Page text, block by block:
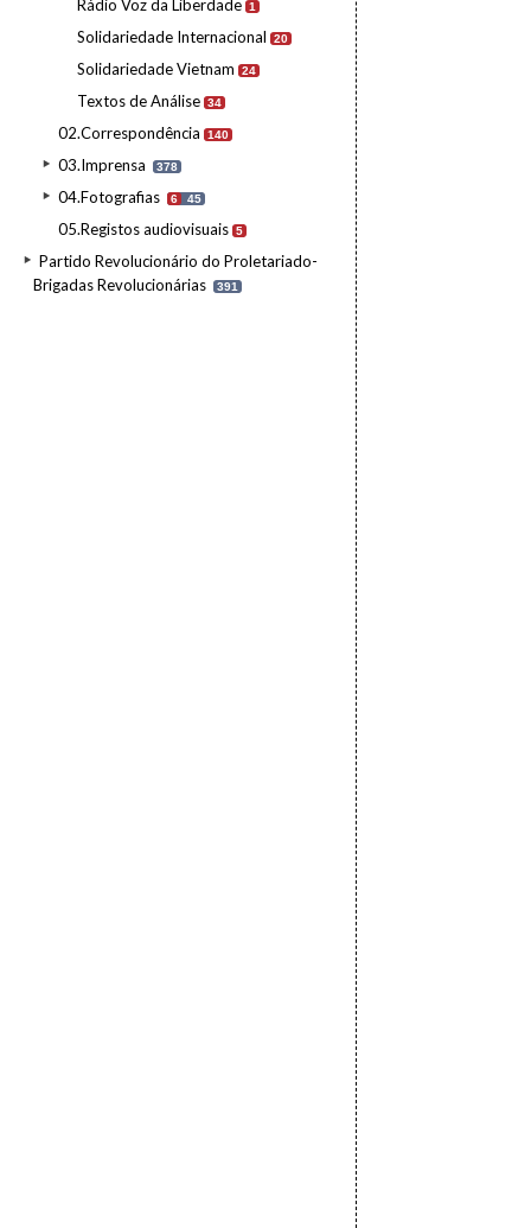
Rádio Voz da Liberdade 1
Solidariedade Internacional 20
Solidariedade Vietnam 24
Textos de Análise 34
02.Correspondência 140
03.Imprensa 378
04.Fotografias 6 45
05.Registos audiovisuais 5
Partido Revolucionário do Proletariado-
Brigadas Revolucionárias
391